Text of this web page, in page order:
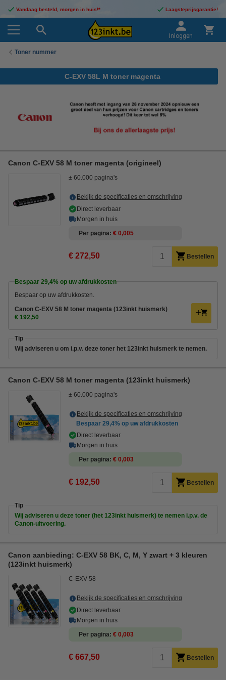
Vandaag besteld, morgen in huis!* Laagsteprijsgarantie!
Inloggen
Toner nummer
C-EXV 58L M toner magenta
Canon C-EXV 58 M toner magenta (origineel)
± 60.000 pagina's
Bekijk de specificaties en omschrijving
Direct leverbaar
Morgen in huis
Per pagina € 0,005
€ 272,50 Bestellen
Bespaar 29,4% op uw afdrukkosten
Bespaar op uw afdrukkosten.
Canon C-EXV 58 M toner magenta (123inkt huismerk)
€ 192,50
Tip
Wij adviseren u om i.p.v. deze toner het 123inkt huismerk te nemen.
Canon C-EXV 58 M toner magenta (123inkt huismerk)
± 60.000 pagina's
Bekijk de specificaties en omschrijving
Bespaar 29,4% op uw afdrukkosten
Direct leverbaar
Morgen in huis
Per pagina € 0,003
€ 192,50 Bestellen
Tip
Wij adviseren u deze toner (het 123inkt huismerk) te nemen i.p.v. de
Canon-uitvoering.
Canon aanbieding: C-EXV 58 BK, C, M, Y zwart + 3 kleuren
(123inkt huismerk)
C-EXV 58
Bekijk de specificaties en omschrijving
Direct leverbaar
Morgen in huis
Per pagina € 0,003
€ 667,50 Bestellen